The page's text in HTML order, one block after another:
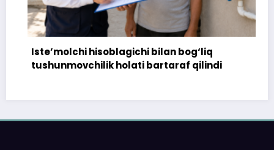
Iste’molchi hisoblagichi bilan bog‘liq
tushunmovchilik holati bartaraf qilindi